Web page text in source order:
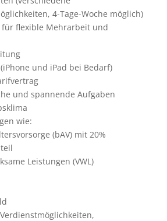
4-Tage-Woche möglich)
flexible Mehrarbeit und
und iPad bei Bedarf)
und spannende Aufgaben
wie:
(bAV) mit 20%
Leistungen (VWL)